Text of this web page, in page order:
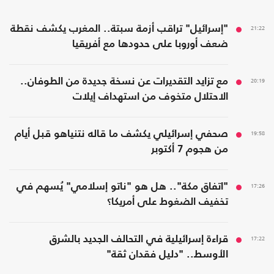
21:22
"إسرائيل" تراقب أزمة سبتة.. المغرب يكشف نقطة
ضعف أوروبا على حدودها مع أفريقيا
20:19
مع تزايد التقديرات عن نسخة جديدة من الطوفان..
الاحتلال متخوف من استهداف إيلات
19:58
صحفي إسرائيلي يكشف ما قاله نتنياهو قبل أيام
من هجوم 7 أكتوبر
17:26
"اتفاق مكة".. هل هو "ناتو إسلامي" يُسهم في
تخفيف الضغوط على أمريكا؟
17:22
قراءة إسرائيلية في التحالف الجديد بالشرق
الأوسط.. "دليل فقدان ثقة"